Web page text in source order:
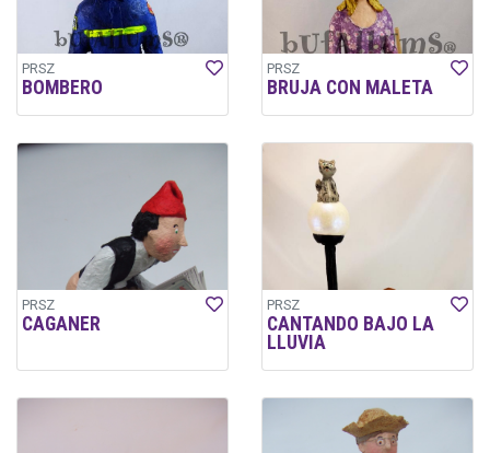
PRSZ
BOMBERO
PRSZ
BRUJA CON MALETA
PRSZ
CAGANER
PRSZ
CANTANDO BAJO LA
LLUVIA